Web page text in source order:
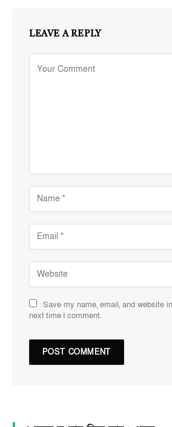
LEAVE A REPLY
Save my name, email, and website
next time I comment.